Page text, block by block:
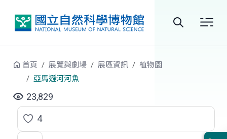
首頁 展覽與劇場 展區資訊
植物園
亞馬遜河河魚
23,829
點
4